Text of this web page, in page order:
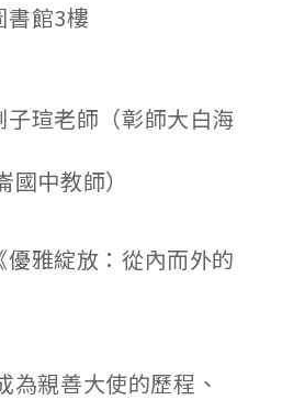
書館3樓
子瑄老師（彰師大白海
中教師）
優雅綻放：從內而外的
為親善大使的歷程、